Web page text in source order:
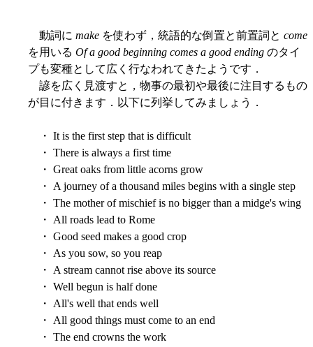
動詞に make を使わず，統語的な倒置と前置詞と come
を用いる Of a good beginning comes a good ending のタイ
プも変種として広く行なわれてきたようです．
諺を広く見渡すと，物事の最初や最後に注目するもの
が目に付きます．以下に列挙してみましょう．
・ It is the first step that is difficult
・ There is always a first time
・ Great oaks from little acorns grow
・ A journey of a thousand miles begins with a single step
・ The mother of mischief is no bigger than a midge's wing
・ All roads lead to Rome
・ Good seed makes a good crop
・ As you sow, so you reap
・ A stream cannot rise above its source
・ Well begun is half done
・ All's well that ends well
・ All good things must come to an end
・ The end crowns the work